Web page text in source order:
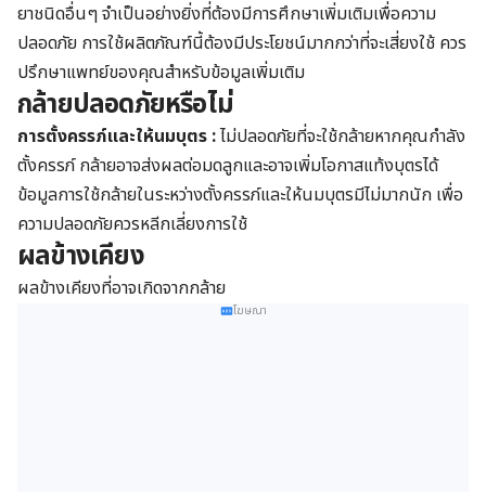
ยาชนิดอื่นๆ จำเป็นอย่างยิ่งที่ต้องมีการศึกษาเพิ่มเติมเพื่อความ
ปลอดภัย การใช้ผลิตภัณฑ์นี้ต้องมีประโยชน์มากกว่าที่จะเสี่ยงใช้ ควร
ปรึกษาแพทย์ของคุณสำหรับข้อมูลเพิ่มเติม
กล้ายปลอดภัยหรือไม่
การตั้งครรภ์และให้นมบุตร :ไม่ปลอดภัยที่จะใช้กล้ายหากคุณกำลัง
ตั้งครรภ์ กล้ายอาจส่งผลต่อมดลูกและอาจเพิ่มโอกาสแท้งบุตรได้
ข้อมูลการใช้กล้ายในระหว่างตั้งครรภ์และให้นมบุตรมีไม่มากนัก เพื่อ
ความปลอดภัยควรหลีกเลี่ยงการใช้
ผลข้างเคียง
ผลข้างเคียงที่อาจเกิดจากกล้าย
โฆษณา